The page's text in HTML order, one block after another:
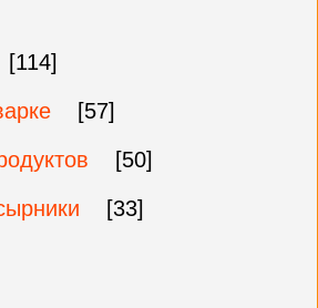
[114]
[57]
[50]
[33]